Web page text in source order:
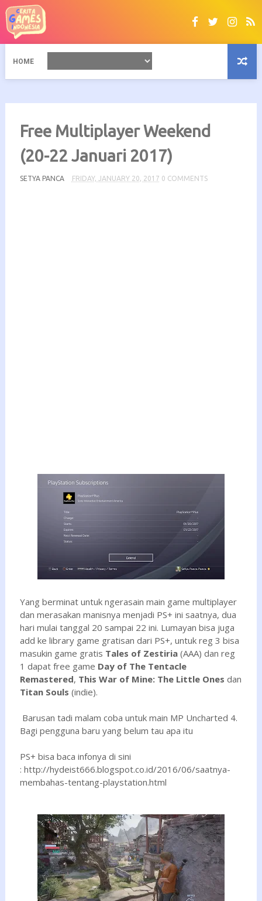
HOME
Free Multiplayer Weekend
(20-22 Januari 2017)
SETYA PANCA FRIDAY, JANUARY 20, 2017 0 COMMENTS
Yang berminat untuk ngerasain main game multiplayer
dan merasakan manisnya menjadi PS+ ini saatnya, dua
hari mulai tanggal 20 sampai 22 ini. Lumayan bisa juga
add ke library game gratisan dari PS+, untuk reg 3 bisa
masukin game gratis Tales of Zestiria(AAA) dan reg
1 dapat free game Day of The Tentacle
Remastered, This War of Mine: The Little Ones dan
Titan Souls (indie).
Barusan tadi malam coba untuk main MP Uncharted 4.
Bagi pengguna baru yang belum tau apa itu
PS+ bisa baca infonya di sini
: http://hydeist666.blogspot.co.id/2016/06/saatnya-
membahas-tentang-playstation.html